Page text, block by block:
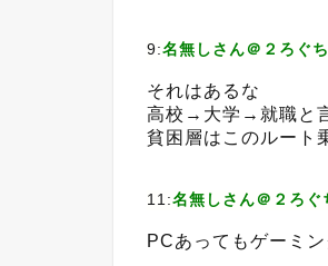
9:名無しさん＠２ろぐ
それはあるな
高校→大学→就職と
貧困層はこのルート
11:名無しさん＠２ろぐ
PCあってもゲーミ